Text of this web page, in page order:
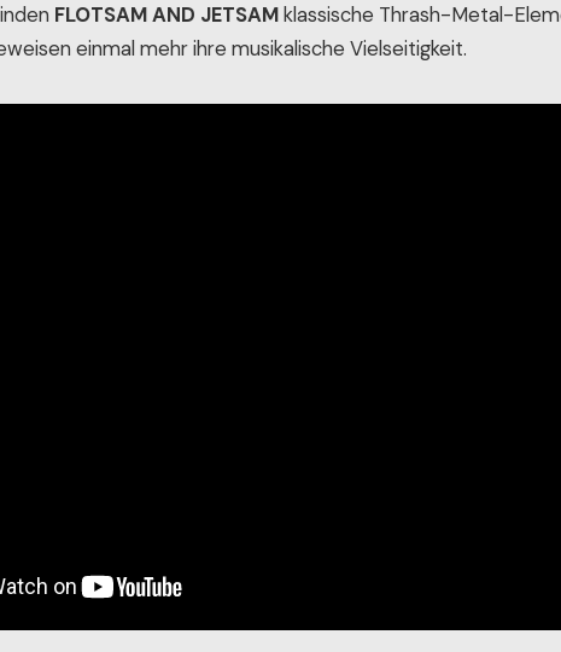
FLOTSAM AND JETSAMklassische Thrash-Metal-
einmal mehr ihre musikalische Vielseitigkeit.